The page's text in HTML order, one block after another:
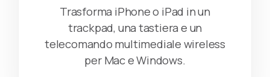
Trasforma iPhone o iPad in un
trackpad, una tastiera e un
telecomando multimediale wireless
per Mac e Windows.